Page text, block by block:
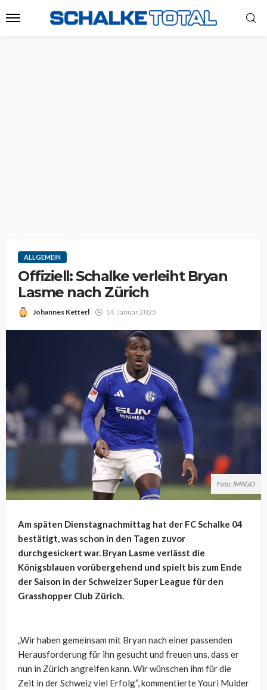
ALLGEMEIN
Offiziell: Schalke verleiht Bryan
Lasme nach Zürich
Johannes Ketterl 14. Januar 2025
Foto: IMAGO
Am späten Dienstagnachmittag hat der FC Schalke 04
bestätigt, was schon in den Tagen zuvor
durchgesickert war. Bryan Lasme verlässt die
Königsblauen vorübergehend und spielt bis zum Ende
der Saison in der Schweizer Super League für den
Grasshopper Club Zürich.
„Wir haben gemeinsam mit Bryan nach einer passenden
Herausforderung für ihn gesucht und freuen uns, dass er
nun in Zürich angreifen kann. Wir wünschen ihm für die
Zeit in der Schweiz viel Erfolg“, kommentierte Youri Mulder